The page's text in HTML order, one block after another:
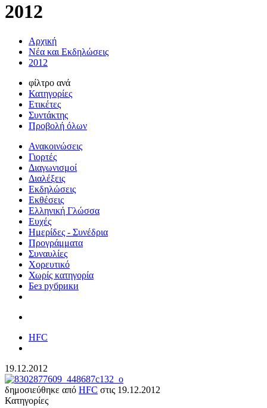
2012
Αρχική
Νέα και Εκδηλώσεις
2012
φίλτρο ανά
Κατηγορίες
Ετικέτες
Συντάκτης
Προβολή όλων
Ανακοινώσεις
Γιορτές
Διαγωνισμοί
Διαλέξεις
Εκδηλώσεις
Εκθέσεις
Ελληνική Γλώσσα
Ευχές
Ημερίδες - Συνέδρια
Προγράμματα
Συναυλίες
Χορευτικό
Χωρίς κατηγορία
Без рубрики
HFC
19.12.2012
δημοσιεύθηκε από HFC στις 19.12.2012
Κατηγορίες